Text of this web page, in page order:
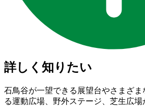
詳しく知りたい
石鳥谷が一望できる展望台やさまざま
る運動広場、野外ステージ、芝生広場